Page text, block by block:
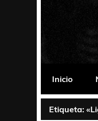
La
Inicio
Etiqueta: